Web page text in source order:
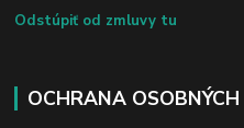
Odstúpiť od zmluvy tu
OCHRANA